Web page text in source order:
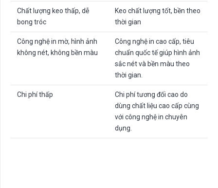
Chất lượng keo thấp, dễ
bong tróc
Keo chất lượng tốt, bền theo
thời gian
Công nghệ in mờ, hình ảnh
không nét, không bền màu
Công nghệ in cao cấp, tiêu
chuẩn quốc tế giúp hình ảnh
sắc nét và bền màu theo
thời gian.
Chi phí thấp
Chi phí tương đối cao do
dùng chất liệu cao cấp cùng
với công nghệ in chuyên
dụng.